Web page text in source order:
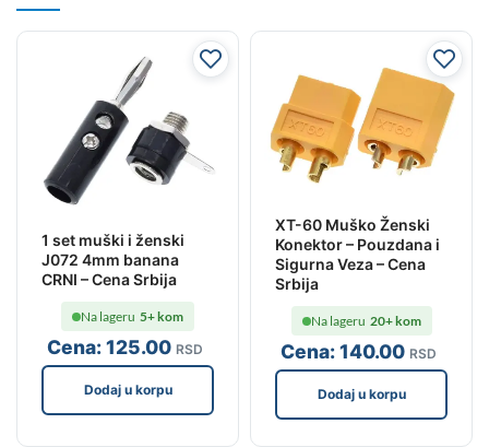
1 set muški i ženski
J072 4mm banana
CRNI – Cena Srbija
Cena:125.00 RSD
Na lageru 5+ kom
Dodaj u korpu
XT-60 Muško Ženski
Konektor – Pouzdana i
Sigurna Veza – Cena
Srbija
Cena:140.00 RSD
Na lageru 20+ kom
Dodaj u korpu